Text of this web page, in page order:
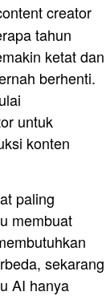
creator
tahun
ketat dan
berhenti.
untuk
konten
paling
membuat
sekarang
AI hanya